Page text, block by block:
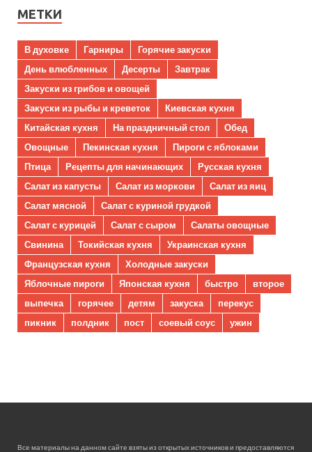
МЕТКИ
В духовке Гарниры
Горячие закуски
День влюбленных
Десерты
Завтрак
Закуски из грибов и овощей
Закуски из рыбы и креветок
Киевская кухня
Китайская кухня
На праздничный стол
Обед
Овощные
Пекинская кухня
Пироги с яблоками
Птица
Рецепты для начинающих
Русская кухня
Салат из капусты
Салат из моркови
Салат из яиц
Салат мясной
Салат с куриной грудкой
Салат с курицей
Салат с сыром
Салаты овощные
Свинина
Токийская кухня
Украинская кухня
Французская кухня
Холодные закуски
Яблочные пироги
Японская кухня быстро
второе
выпечка
горячее детям закуска
перекус
пикник
полдник пост соевый соус ужин
Все материалы на данном сайте взяты из открытых источников и предоставляются